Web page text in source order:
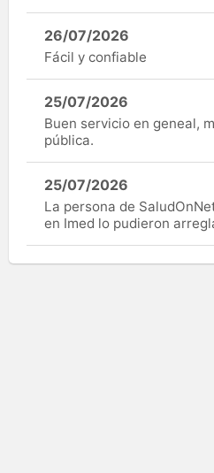
26/07/2026
Fácil y confiable
25/07/2026
Buen servicio en geneal,
pública.
25/07/2026
La persona de
en Imed lo pudieron